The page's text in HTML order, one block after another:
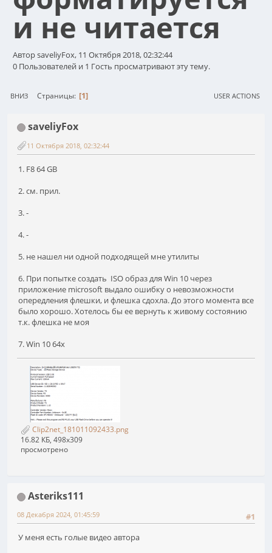
и не читается
Автор saveliyFox, 11 Октября 2018, 02:32:44
0 Пользователей и 1 Гость просматривают эту тему.
ВНИЗ Страницы 1 USER ACTIONS
saveliyFox
11 Октября 2018, 02:32:44
1. F8 64 GB
2. см. прил.
3. -
4. -
5. не нашел ни одной подходящей мне утилиты
6. При попытке создать ISO образ для Win 10 через
приложение microsoft выдало ошибку о невозможности
опередления флешки, и флешка сдохла. До этого момента все
было хорошо. Хотелось бы ее вернуть к живому состоянию
т.к. флешка не моя
7. Win 10 64x
Clip2net_181011092433.png
16.82 КБ, 498x309
просмотрено
Asteriks111
#1
08 Декабря 2024, 01:45:59
У меня есть голые видео автора